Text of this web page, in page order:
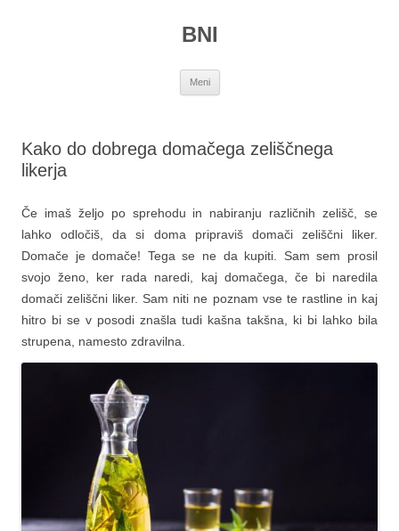
BNI
Meni
Kako do dobrega domačega zeliščnega
likerja
Če imaš željo po sprehodu in nabiranju različnih zelišč, se
lahko odločiš, da si doma pripraviš domači zeliščni liker.
Domače je domače! Tega se ne da kupiti. Sam sem prosil
svojo ženo, ker rada naredi, kaj domačega, če bi naredila
domači zeliščni liker. Sam niti ne poznam vse te rastline in kaj
hitro bi se v posodi znašla tudi kašna takšna, ki bi lahko bila
strupena, namesto zdravilna.